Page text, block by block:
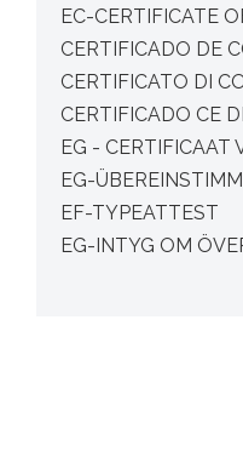
EC-CERTIFICATE
CERTIFICADO DE
CERTIFICATO DI
CERTIFICADO CE
EG - CERTIFICAAT
EG-
EF-TYPEATTEST
EG-INTYG OM